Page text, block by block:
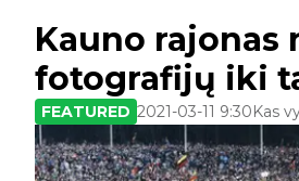
Kauno
fotografijų iki
FEATURED 2021-03-11 9:30Kas